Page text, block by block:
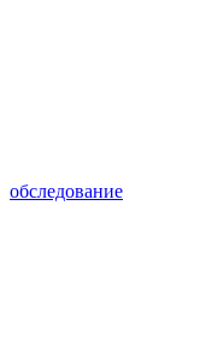
обследование